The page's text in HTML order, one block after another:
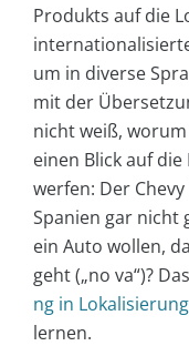
Produkts auf die
um in diverse
mit der
nicht weiß,
einen Blick auf
werfen: Der
Spanien gar nicht
ein Auto wollen,
geht („no va“)?
ng in
lernen.